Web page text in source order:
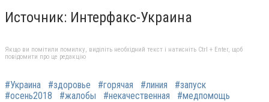
Источник: Интерфакс-Украина
Якщо ви помітили помилку, виділіть необхідний текст і натисніть Ctrl + Enter, щоб
повідомити про це редакцію
#Украина #здоровье #горячая #линия
#запуск
#осень2018
#жалобы #некачественная #медпомощь